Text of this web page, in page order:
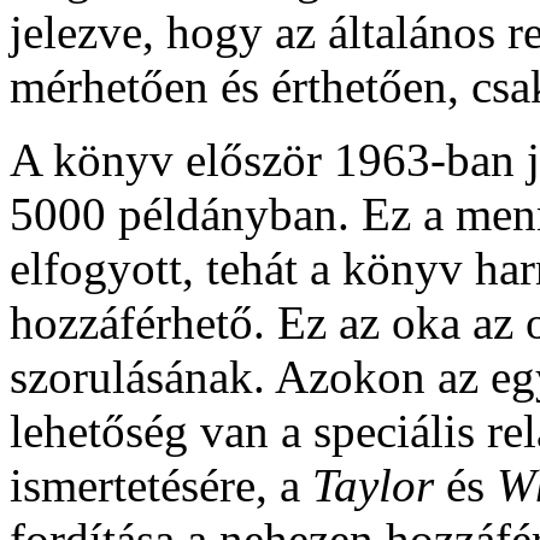
jelezve, hogy az általános
mérhetően és érthetően,
A könyv először 1963-ban
5000 példányban. Ez a
elfogyott, tehát a könyv
hozzáférhető. Ez az oka
szorulásának. Azokon az
lehetőség van a speciális
ismertetésére, a Taylorés